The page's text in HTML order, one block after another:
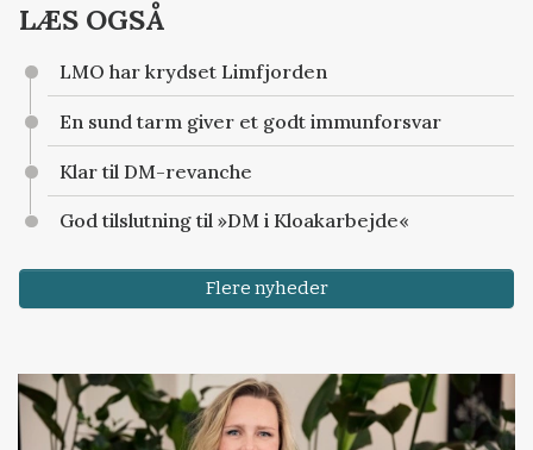
LÆS OGSÅ
LMO har krydset Limfjorden
En sund tarm giver et godt immunforsvar
Klar til DM-revanche
God tilslutning til »DM i Kloakarbejde«
Flere nyheder